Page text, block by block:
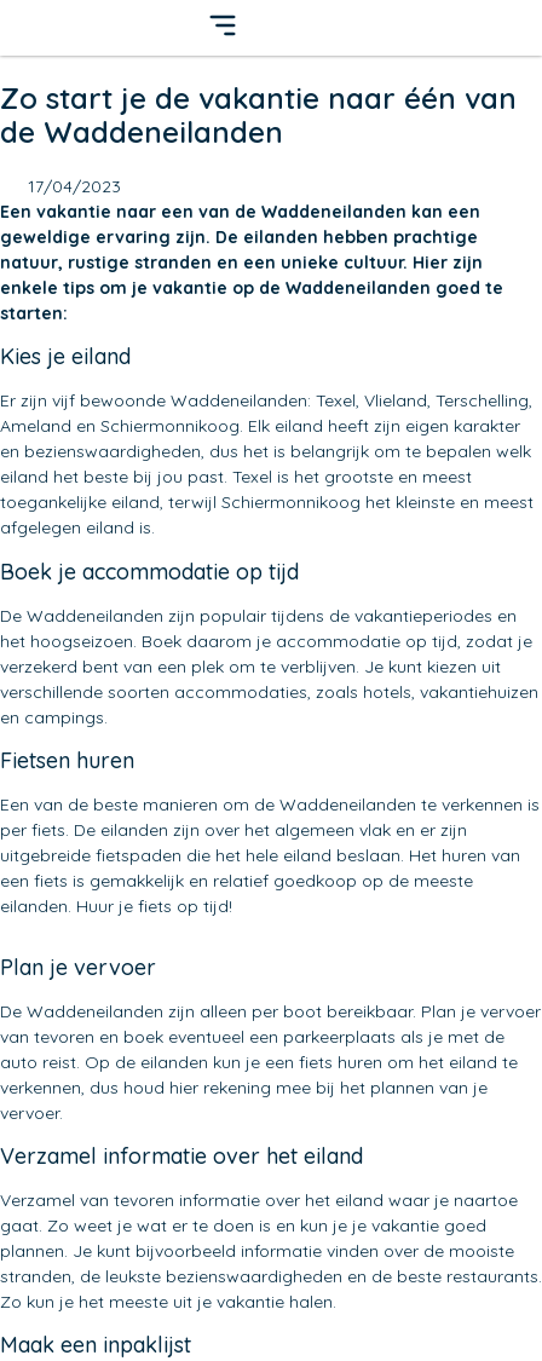
Zo start je de vakantie naar één van
de Waddeneilanden
17/04/2023
Een vakantie naar een van de Waddeneilanden kan een
geweldige ervaring zijn. De eilanden hebben prachtige
natuur, rustige stranden en een unieke cultuur. Hier zijn
enkele tips om je vakantie op de Waddeneilanden goed te
starten:
Kies je eiland
Er zijn vijf bewoonde Waddeneilanden: Texel, Vlieland, Terschelling,
Ameland en Schiermonnikoog. Elk eiland heeft zijn eigen karakter
en bezienswaardigheden, dus het is belangrijk om te bepalen welk
eiland het beste bij jou past. Texel is het grootste en meest
toegankelijke eiland, terwijl Schiermonnikoog het kleinste en meest
afgelegen eiland is.
Boek je accommodatie op tijd
De Waddeneilanden zijn populair tijdens de vakantieperiodes en
het hoogseizoen. Boek daarom je accommodatie op tijd, zodat je
verzekerd bent van een plek om te verblijven. Je kunt kiezen uit
verschillende soorten accommodaties, zoals hotels, vakantiehuizen
en campings.
Fietsen huren
Een van de beste manieren om de Waddeneilanden te verkennen is
per fiets. De eilanden zijn over het algemeen vlak en er zijn
uitgebreide fietspaden die het hele eiland beslaan. Het huren van
een fiets is gemakkelijk en relatief goedkoop op de meeste
eilanden. Huur je fiets op tijd!
Plan je vervoer
De Waddeneilanden zijn alleen per boot bereikbaar. Plan je vervoer
van tevoren en boek eventueel een parkeerplaats als je met de
auto reist. Op de eilanden kun je een fiets huren om het eiland te
verkennen, dus houd hier rekening mee bij het plannen van je
vervoer.
Verzamel informatie over het eiland
Verzamel van tevoren informatie over het eiland waar je naartoe
gaat. Zo weet je wat er te doen is en kun je je vakantie goed
plannen. Je kunt bijvoorbeeld informatie vinden over de mooiste
stranden, de leukste bezienswaardigheden en de beste restaurants.
Zo kun je het meeste uit je vakantie halen.
Maak een inpaklijst